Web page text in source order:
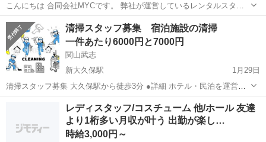
こんにちは 合同会社MYCです。 弊社が運営しているレンタルスタジ
オにて清掃スタッフの方を募集しております ご近所の方は自分の空い
ている時間を活用してバイトしてみませんか？ 清掃は皆さんが普段行
ってい...
東京 新宿区 新大久保駅 その他 スタッフ
清掃スタッフ募集 宿泊施設の清掃
一件あたり6000円と7000円
関山武志
新大久保駅
1月29日
清掃スタッフ募集 大久保駅から徒歩3分 ●詳細 ホテル・民泊を運営し
てます。 ●内容 宿泊施設の清掃 水回り・ベッドメイキング・客室の清
掃 ●単価 6000-7000円 （スポット料金） ラ...
新大久保駅 スタッフ
レディスタッフ/コスチューム 他/ホール 友達
より1桁多い月収が叶う 出勤が楽し…
時給3,000円～